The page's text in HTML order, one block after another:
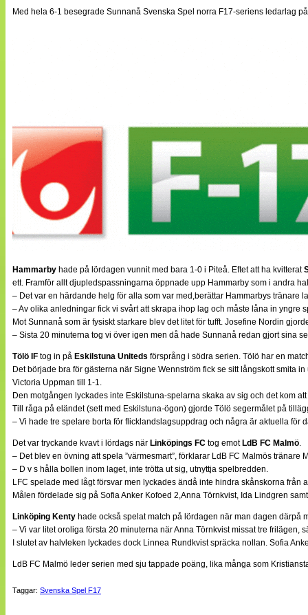
Bloggar
Annonsera
Tipsa Damfotboll
Med hela 6-1 besegrade Sunnanå Svenska Spel norra F17-seriens ledarlag
Hammarby hade på lördagen vunnit med bara 1-0 i Piteå. Eftet att ha kvitterat
ett. Framför allt djupledspassningarna öppnade upp Hammarby som i andra
– Det var en härdande helg för alla som var med,berättar Hammarbys tränare
– Av olika anledningar fick vi svårt att skrapa ihop lag och måste låna in yngre
Mot Sunnanå som är fysiskt starkare blev det litet för tufft. Josefine Nordin
– Sista 20 minuterna tog vi över igen men då hade Sunnanå redan gjort sina
Tölö IF tog in på Eskilstuna Uniteds försprång i södra serien. Tölö har en
Det började bra för gästerna när Signe Wennström fick se sitt långskott smita
Victoria Uppman till 1-1.
Den motgången lyckades inte Eskilstuna-spelarna skaka av sig och det kom
Till råga på eländet (sett med Eskilstuna-ögon) gjorde Tölö segermålet på
– Vi hade tre spelare borta för flicklandslagsuppdrag och några är aktuella för
Det var tryckande kvavt i lördags när Linköpings FC tog emot LdB FC Malmö.
– Det blev en övning att spela ”värmesmart”, förklarar LdB FC Malmös tränare
– D v s hålla bollen inom laget, inte trötta ut sig, utnyttja spelbredden.
LFC spelade med lågt försvar men lyckades ändå inte hindra skånskorna från
Målen fördelade sig på Sofia Anker Kofoed 2,Anna Törnkvist, Ida Lindgren
Linköping Kenty hade också spelat match på lördagen när man dagen därpå
– Vi var litet oroliga första 20 minuterna när Anna Törnkvist missat tre frilägen,
I slutet av halvleken lyckades dock Linnea Rundkvist spräcka nollan. Sofia
LdB FC Malmö leder serien med sju tappade poäng, lika många som
Taggar: Svenska Spel F17